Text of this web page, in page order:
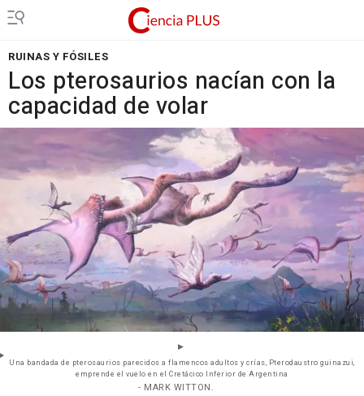
RUINAS Y FÓSILES
Los pterosaurios nacían con la
capacidad de volar
Una bandada de pterosaurios parecidos a flamencos adultos y crías, Pterodaustro guinazui,
emprende el vuelo en el Cretácico Inferior de Argentina
- MARK WITTON.